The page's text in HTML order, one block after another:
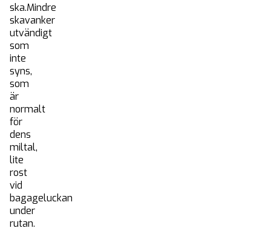
ska.Mindre
skavanker
utvändigt
som
inte
syns,
som
är
normalt
för
dens
miltal,
lite
rost
vid
bagageluckan
under
rutan.